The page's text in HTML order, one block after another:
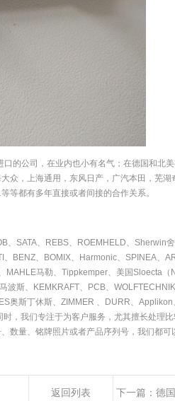
的公司，在业内也小有名气；在德国和北
众，上海通用，东风日产，广汽本田，芜湖
等都有多年直接或者间接的合作关系。
、SATA、REBS、ROEMHELD、Sherwin
BENZ、BOMIX、Harmonic、SPINEA、
MAHLE马勒、Tippkemper、美国Sloecta
波斯、KEMKRAFT、PCB、
奥斯丁休斯、ZIMMER 、DURR、
，我们专注于为客户服务，尤其擅长处理
数量、铭牌照片或者产品序列号，我们都
返回列表 下一篇： 德